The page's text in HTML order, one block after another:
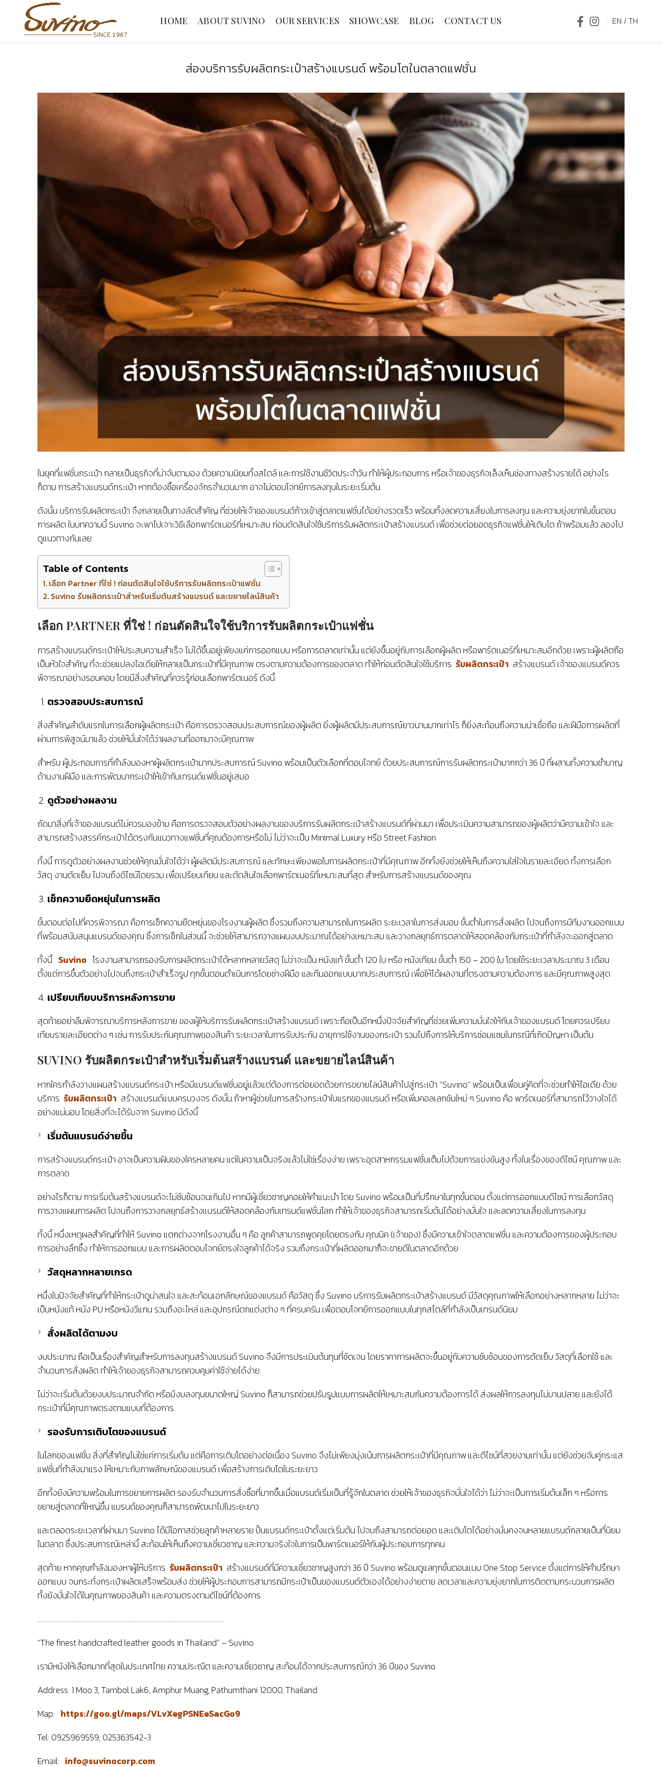
HOME ABOUT SUVINO OUR SERVICES SHOWCASE BLOG CONTACT US EN /TH
ส่องบริการรับผลิตกระเป๋าสร้างแบรนด์ พร้อมโตในตลาดแฟชั่น
ในยุคที่แฟชั่นกระเป๋า กลายเป็นธุรกิจที่น่าจับตามอง ด้วยความนิยมทั้งสไตล์ และการใช้งานชีวิตประจำวัน ทำให้ผู้ประกอบการ หรือเจ้าของธุรกิจเล็งเห็นช่องทางสร้างรายได้ อย่างไร
ก็ตาม การสร้างแบรนด์กระเป๋า หากต้องซื้อเครื่องจักรจำนวนมาก อาจไม่ตอบโจทย์การลงทุนในระยะเริ่มต้น
ดังนั้น บริการรับผลิตกระเป๋า จึงกลายเป็นทางลัดสำคัญ ที่ช่วยให้เจ้าของแบรนด์ก้าวเข้าสู่ตลาดแฟชั่นได้อย่างรวดเร็ว พร้อมทั้งลดความเสี่ยงในการลงทุน และความยุ่งยากในขั้นตอน
การผลิต ในบทความนี้ Suvino จะพาไปเจาะวิธีเลือกพาร์ตเนอร์ที่เหมาะสม ก่อนตัดสินใจใช้บริการรับผลิตกระเป๋าสร้างแบรนด์ เพื่อช่วยต่อยอดธุรกิจแฟชั่นให้เติบโต ถ้าพร้อมแล้ว ลองไป
ดูแนวทางกันเลย
Table of Contents
เลือก Partner ที่ใช่ ! ก่อนตัดสินใจใช้บริการรับผลิตกระเป๋าแฟชั่น
Suvino รับผลิตกระเป๋าสำหรับเริ่มต้นสร้างแบรนด์ และขยายไลน์สินค้า
เลือก PARTNER ที่ใช่ ! ก่อนตัดสินใจใช้บริการรับผลิตกระเป๋าแฟชั่น
การสร้างแบรนด์กระเป๋าให้ประสบความสำเร็จ ไม่ได้ขึ้นอยู่เพียงแค่การออกแบบ หรือการตลาดเท่านั้น แต่ยังขึ้นอยู่กับการเลือกผู้ผลิต หรือพาร์ตเนอร์ที่เหมาะสมอีกด้วย เพราะผู้ผลิตถือ
เป็นหัวใจสำคัญ ที่จะช่วยแปลงไอเดียให้กลายเป็นกระเป๋าที่มีคุณภาพ ตรงตามความต้องการของตลาด ทำให้ก่อนตัดสินใจใช้บริการ รับผลิตกระเป๋า สร้างแบรนด์ เจ้าของแบรนด์ควร
พิจารณาอย่างรอบคอบ โดยมีสิ่งสำคัญที่ควรรู้ก่อนเลือกพาร์ตเนอร์ ดังนี้
ตรวจสอบประสบการณ์
สิ่งสำคัญลำดับแรกในการเลือกผู้ผลิตกระเป๋า คือการตรวจสอบประสบการณ์ของผู้ผลิต ยิ่งผู้ผลิตมีประสบการณ์ยาวนานมากเท่าไร ก็ยิ่งสะท้อนถึงความน่าเชื่อถือ และฝีมือการผลิตที่
ผ่านการพิสูจน์มาแล้ว ช่วยให้มั่นใจได้ว่าผลงานที่ออกมาจะมีคุณภาพ
สำหรับ ผู้ประกอบการที่กำลังมองหาผู้ผลิตกระเป๋ามากประสบการณ์ Suvino พร้อมเป็นตัวเลือกที่ตอบโจทย์ ด้วยประสบการณ์การรับผลิตกระเป๋ามากกว่า 36 ปี ที่ผสานทั้งความชำนาญ
ด้านงานฝีมือ และการพัฒนากระเป๋าให้เข้ากับเทรนด์แฟชั่นอยู่เสมอ
ดูตัวอย่างผลงาน
ถัดมาสิ่งที่เจ้าของแบรนด์ไม่ควรมองข้าม คือการตรวจสอบตัวอย่างผลงานของบริการรับผลิตกระเป๋าสร้างแบรนด์ที่ผ่านมา เพื่อประเมินความสามารถของผู้ผลิตว่ามีความเข้าใจ และ
สามารถสร้างสรรค์กระเป๋าได้ตรงกับแนวทางแฟชั่นที่คุณต้องการหรือไม่ ไม่ว่าจะเป็น Minimal Luxury หรือ Street Fashion
ทั้งนี้ การดูตัวอย่างผลงานช่วยให้คุณมั่นใจได้ว่า ผู้ผลิตมีประสบการณ์ และทักษะเพียงพอในการผลิตกระเป๋าที่มีคุณภาพ อีกทั้งยังช่วยให้เห็นถึงความใส่ใจในรายละเอียด ทั้งการเลือก
วัสดุ งานตัดเย็บ ไปจนถึงดีไซน์โดยรวม เพื่อเปรียบเทียบ และตัดสินใจเลือกพาร์ตเนอร์ที่เหมาะสมที่สุด สำหรับการสร้างแบรนด์ของคุณ
เช็กความยืดหยุ่นในการผลิต
ขั้นตอนต่อไปที่ควรพิจารณา คือการเช็กความยืดหยุ่นของโรงงานผู้ผลิต ซึ่งรวมถึงความสามารถในการผลิต ระยะเวลาในการส่งมอบ ขั้นต่ำในการสั่งผลิต ไปจนถึงการมีทีมงานออกแบบ
ที่พร้อมสนับสนุนแบรนด์ของคุณ ซึ่งการเช็กในส่วนนี้ จะช่วยให้สามารถวางแผนงบประมาณได้อย่างเหมาะสม และวางกลยุทธ์การตลาดให้สอดคล้องกับกระเป๋าที่กำลังจะออกสู่ตลาด
ทั้งนี้ Suvino โรงงานสามารถรองรับการผลิตกระเป๋าได้หลากหลายวัสดุ ไม่ว่าจะเป็น หนังแท้ ขั้นต่ำ 120 ใบ หรือ หนังเทียม ขั้นต่ำ 150 – 200 ใบ โดยใช้ระยะเวลาประมาณ 3 เดือน
ตั้งแต่การขึ้นตัวอย่างไปจนถึงกระเป๋าสำเร็จรูป ทุกขั้นตอนดำเนินการโดยช่างฝีมือ และทีมออกแบบมากประสบการณ์ เพื่อให้ได้ผลงานที่ตรงตามความต้องการ และมีคุณภาพสูงสุด
เปรียบเทียบบริการหลังการขาย
สุดท้ายอย่าลืมพิจารณาบริการหลังการขาย ของผู้ให้บริการรับผลิตกระเป๋าสร้างแบรนด์ เพราะถือเป็นอีกหนึ่งปัจจัยสำคัญที่ช่วยเพิ่มความมั่นใจให้กับเจ้าของแบรนด์ โดยควรเปรียบ
เทียบรายละเอียดต่าง ๆ เช่น การรับประกันคุณภาพของสินค้า ระยะเวลาในการรับประกัน อายุการใช้งานของกระเป๋า รวมไปถึงการให้บริการซ่อมแซมในกรณีที่เกิดปัญหา เป็นต้น
SUVINO รับผลิตกระเป๋าสำหรับเริ่มต้นสร้างแบรนด์ และขยายไลน์สินค้า
หากใครกำลังวางแผนสร้างแบรนด์กระเป๋า หรือมีแบรนด์แฟชั่นอยู่แล้วแต่ต้องการต่อยอดด้วยการขยายไลน์สินค้าไปสู่กระเป๋า “Suvino” พร้อมเป็นเพื่อนคู่คิดที่จะช่วยทำให้ไอเดีย ด้วย
บริการ รับผลิตกระเป๋า สร้างแบรนด์แบบครบวงจร ดังนั้น ถ้าหาผู้ช่วยในการสร้างกระเป๋าใบแรกของแบรนด์ หรือเพิ่มคอลเลกชันใหม่ ๆ Suvino คือ พาร์ตเนอร์ที่สามารถไว้วางใจได้
อย่างแน่นอน โดยสิ่งที่จะได้รับจาก Suvino มีดังนี้
เริ่มต้นแบรนด์ง่ายขึ้น
การสร้างแบรนด์กระเป๋า อาจเป็นความฝันของใครหลายคน แต่ในความเป็นจริงแล้วไม่ใช่เรื่องง่าย เพราะอุตสาหกรรมแฟชั่นเต็มไปด้วยการแข่งขันสูง ทั้งในเรื่องของดีไซน์ คุณภาพ และ
การตลาด
อย่างไรก็ตาม การเริ่มต้นสร้างแบรนด์จะไม่ซับซ้อนจนเกินไป หากมีผู้เชี่ยวชาญคอยให้คำแนะนำ โดย Suvino พร้อมเป็นที่ปรึกษาในทุกขั้นตอน ตั้งแต่การออกแบบดีไซน์ การเลือกวัสดุ
การวางแผนการผลิต ไปจนถึงการวางกลยุทธ์สร้างแบรนด์ให้สอดคล้องกับเทรนด์แฟชั่นโลก ทำให้เจ้าของธุรกิจสามารถเริ่มต้นได้อย่างมั่นใจ และลดความเสี่ยงในการลงทุน
ทั้งนี้ หนึ่งเหตุผลสำคัญที่ทำให้ Suvino แตกต่างจากโรงงานอื่น ๆ คือ ลูกค้าสามารถพูดคุยโดยตรงกับ คุณนิค (เจ้าของ) ซึ่งมีความเข้าใจตลาดแฟชั่น และความต้องการของผู้ประกอบ
การอย่างลึกซึ้ง ทำให้การออกแบบ และการผลิตตอบโจทย์ตรงใจลูกค้าได้จริง รวมถึงกระเป๋าที่ผลิตออกมาก็จะขายดีในตลาดอีกด้วย
วัสดุหลากหลายเกรด
หนึ่งในปัจจัยสำคัญที่ทำให้กระเป๋าดูน่าสนใจ และสะท้อนเอกลักษณ์ของแบรนด์ คือวัสดุ ซึ่ง Suvino บริการรับผลิตกระเป๋าสร้างแบรนด์ มีวัสดุคุณภาพให้เลือกอย่างหลากหลาย ไม่ว่าจะ
เป็นหนังแท้ หนัง PU หรือหนังวีแกน รวมถึงอะไหล่ และอุปกรณ์ตกแต่งต่าง ๆ ที่ครบครัน เพื่อตอบโจทย์การออกแบบในทุกสไตล์ที่กำลังเป็นเทรนด์นิยม
สั่งผลิตได้ตามงบ
งบประมาณ ถือเป็นเรื่องสำคัญสำหรับการลงทุนสร้างแบรนด์ Suvino จึงมีการประเมินต้นทุนที่ชัดเจน โดยราคาการผลิตจะขึ้นอยู่กับความซับซ้อนของการตัดเย็บ วัสดุที่เลือกใช้ และ
จำนวนการสั่งผลิต ทำให้เจ้าของธุรกิจสามารถควบคุมค่าใช้จ่ายได้ง่าย
ไม่ว่าจะเริ่มต้นด้วยงบประมาณจำกัด หรือมีงบลงทุนขนาดใหญ่ Suvino ก็สามารถช่วยปรับรูปแบบการผลิตให้เหมาะสมกับความต้องการได้ ส่งผลให้การลงทุนไม่บานปลาย และยังได้
กระเป๋าที่มีคุณภาพตรงตามแบบที่ต้องการ
รองรับการเติบโตของแบรนด์
ในโลกของแฟชั่น สิ่งที่สำคัญไม่ใช่แค่การเริ่มต้น แต่คือการเติบโตอย่างต่อเนื่อง Suvino จึงไม่เพียงมุ่งเน้นการผลิตกระเป๋าที่มีคุณภาพ และดีไซน์ที่สวยงามเท่านั้น แต่ยังช่วยจับคู่กระแส
แฟชั่นที่กำลังมาแรง ให้เหมาะกับภาพลักษณ์ของแบรนด์ เพื่อสร้างการเติบโตในระยะยาว
อีกทั้งยังมีความพร้อมในการขยายการผลิต รองรับจำนวนการสั่งซื้อที่มากขึ้นเมื่อแบรนด์เริ่มเป็นที่รู้จักในตลาด ช่วยให้เจ้าของธุรกิจมั่นใจได้ว่า ไม่ว่าจะเป็นการเริ่มต้นเล็ก ๆ หรือการ
ขยายสู่ตลาดที่ใหญ่ขึ้น แบรนด์ของคุณก็สามารถพัฒนาไปในระยะยาว
และตลอดระยะเวลาที่ผ่านมา Suvino ได้มีโอกาสช่วยลูกค้าหลายราย ปั้นแบรนด์กระเป๋าตั้งแต่เริ่มต้น ไปจนถึงสามารถต่อยอด และเติบโตได้อย่างมั่นคงจนหลายแบรนด์กลายเป็นที่นิยม
ในตลาด ซึ่งประสบการณ์เหล่านี้ สะท้อนให้เห็นถึงความเชี่ยวชาญ และความจริงใจในการเป็นพาร์ตเนอร์ให้กับผู้ประกอบการทุกคน
สุดท้าย หากคุณกำลังมองหาผู้ให้บริการ รับผลิตกระเป๋า สร้างแบรนด์ที่มีความเชี่ยวชาญสูงกว่า 36 ปี Suvino พร้อมดูแลทุกขั้นตอนแบบ One Stop Service ตั้งแต่การให้คำปรึกษา
ออกแบบ จนกระทั่งกระเป๋าผลิตเสร็จพร้อมส่ง ช่วยให้ผู้ประกอบการสามารถมีกระเป๋าเป็นของแบรนด์ตัวเองได้อย่างง่ายดาย ลดเวลาและความยุ่งยากในการติดตามกระบวนการผลิต
ทั้งยังมั่นใจได้ในคุณภาพของสินค้า และความตรงตามดีไซน์ที่ต้องการ
………………………………………………………………………………………………………………
“The finest handcrafted leather goods in Thailand” – Suvino
เรามีหนังให้เลือกมากที่สุดในประเทศไทย ความประณีต และความเชี่ยวชาญ สะท้อนได้จากประสบการณ์กว่า 36 ปีของ Suvino
Address: 1 Moo 3, Tambol Lak6, Amphur Muang, Pathumthani 12000, Thailand
Map: https://goo.gl/maps/VLvXegPSNEeSacGo9
Tel: 0925969559, 025363542-3
Email: info@suvinocorp.com